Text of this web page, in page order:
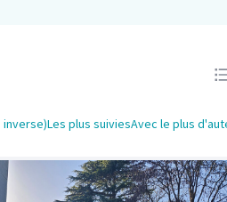
inverse)Les plus suiviesAvec le plus